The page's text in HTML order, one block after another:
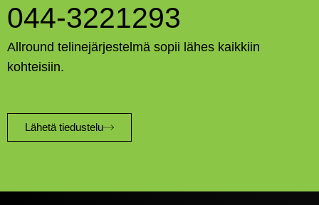
044-3221293
Allround telinejärjestelmä sopii lähes kaikkiin
kohteisiin.
Lähetä tiedustelu